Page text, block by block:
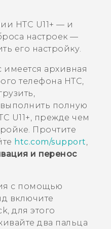
HTC U11‍+ — и
настроек —
его настройку.
имеется архивная
телефона HTC,
полную
U11‍+, прежде чем
Прочтите
htc.com/support,
и перенос
с помощью
включите
, для этого
два пальца